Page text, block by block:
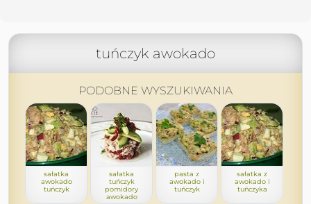
tuńczyk awokado
PODOBNE WYSZUKIWANIA
sałatka
awokado
tuńczyk
sałatka
tuńczyk
pomidory
awokado
pasta z
awokado i
tuńczyk
sałatka z
awokado i
tuńczyka